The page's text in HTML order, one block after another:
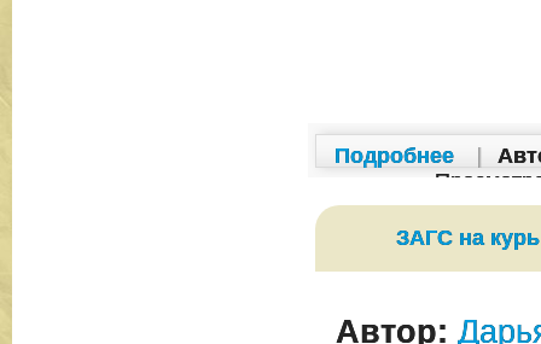
Подробнее
ЗАГС на
Автор: